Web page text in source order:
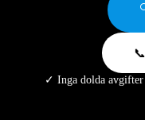
✓ Inga dolda